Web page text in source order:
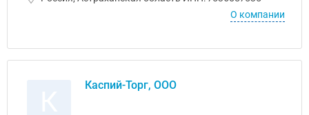
О компании
Каспий-Торг, ООО